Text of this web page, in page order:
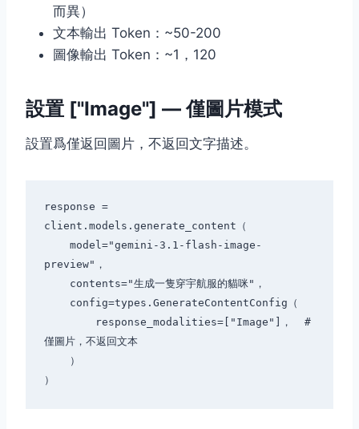
而異）
文本輸出 Token：~50-200
圖像輸出 Token：~1，120
設置 ["Image"] — 僅圖片模式
設置爲僅返回圖片，不返回文字描述。
response =
client.models.generate_content（
preview"，
僅圖片，不返回文本